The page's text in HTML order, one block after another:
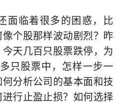
面临着很多的困惑，比
个股那样波动剧烈？昨
天几百只股票跌停，为
只股票中，怎样一步一
分析公司的基本面和技
行止盈止损？如何选择